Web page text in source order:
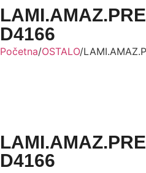
D4166
Početna/OSTALO/
D4166